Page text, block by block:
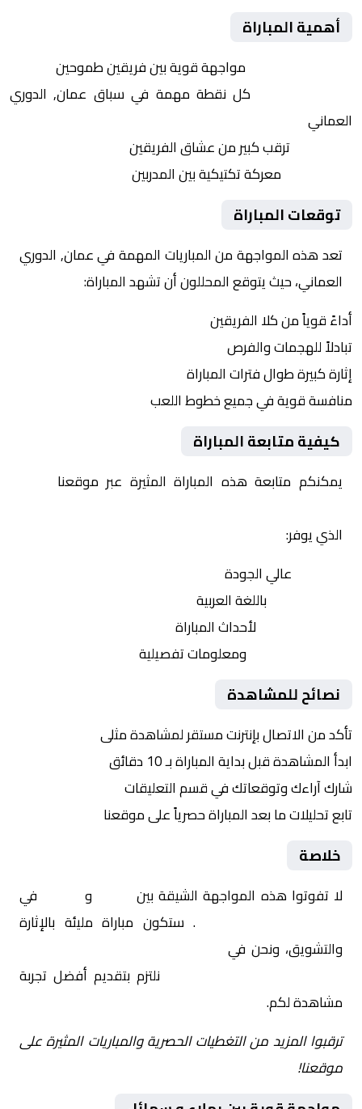
أهمية المباراة
مواجهة قوية بين فريقين طموحين
كل نقطة مهمة في سباق عمان, الدوري
العماني
ترقب كبير من عشاق الفريقين
معركة تكتيكية بين المدربين
توقعات المباراة
تعد هذه المواجهة من المباريات المهمة في عمان, الدوري
العماني، حيث يتوقع المحللون أن تشهد المباراة:
أداءً قوياً من كلا الفريقين
تبادلاً للهجمات والفرص
إثارة كبيرة طوال فترات المباراة
منافسة قوية في جميع خطوط اللعب
كيفية متابعة المباراة
يمكنكم متابعة هذه المباراة المثيرة عبر موقعنا
الذي يوفر:
عالي الجودة
باللغة العربية
لأحداث المباراة
ومعلومات تفصيلية
نصائح للمشاهدة
تأكد من الاتصال بإنترنت مستقر لمشاهدة مثلى
ابدأ المشاهدة قبل بداية المباراة بـ 10 دقائق
شارك آراءك وتوقعاتك في قسم التعليقات
تابع تحليلات ما بعد المباراة حصرياً على موقعنا
خلاصة
لا تفوتوا هذه المواجهة الشيقة بين وسمائل
في
. ستكون مباراة مليئة بالإثارة
والتشويق، ونحن في
نلتزم بتقديم أفضل تجربة
مشاهدة لكم.
ترقبوا المزيد من التغطيات الحصرية والمباريات المثيرة على
موقعنا!